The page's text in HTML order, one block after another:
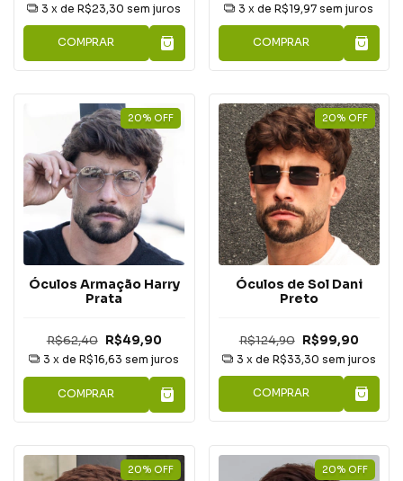
3 x deR$23,30 sem juros
COMPRAR
3 x deR$19,97 sem juros
COMPRAR
20% OFF
Óculos Armação Harry
Prata
R$62,40 R$49,90
3 x deR$16,63 sem juros
COMPRAR
20% OFF
Óculos de Sol Dani
Preto
R$124,90 R$99,90
3 x de R$33,30 sem juros
COMPRAR
20% OFF 20% OFF